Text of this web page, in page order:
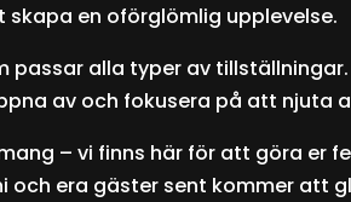
en oförglömlig upplevelse.
alla typer av
av och fokusera på att njuta
– vi finns här för att göra er
era gäster sent kommer att